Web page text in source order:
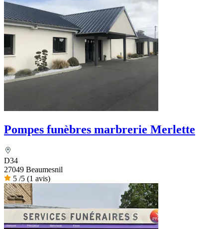
Pompes funèbres marbrerie Merlette
D34
27049 Beaumesnil
5 /5 (1 avis)